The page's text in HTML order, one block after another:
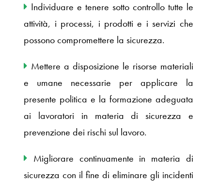
Individuare e tenere sotto controllo tutte le
attività, i processi, i prodotti e i servizi che
possono compromettere la sicurezza.
Mettere a disposizione le risorse materiali
e umane necessarie per applicare la
presente politica e la formazione adeguata
ai lavoratori in materia di sicurezza e
prevenzione dei rischi sul lavoro.
Migliorare continuamente in materia di
sicurezza con il fine di eliminare gli incidenti